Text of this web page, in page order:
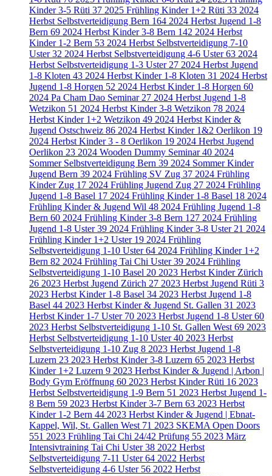
Kinder 3-5 Rüti 37 2025 Frühling Kinder 1+2 Rüti 33 2024
Herbst Selbstverteidigung Bern 164 2024 Herbst Jugend 1-8
Bern 69 2024 Herbst Kinder 3-8 Bern 142 2024 Herbst
Kinder 1-2 Bern 53 2024 Herbst Selbstverteidigung 7-10
Uster32 2024 Herbst Selbstverteidigung 4-6 Uster63 2024
Herbst Selbstverteidigung 1-3 Uster 27 2024 Herbst Jugend
1-8 Kloten 43 2024 Herbst Kinder 1-8 Kloten 31 2024 Herbst
Jugend 1-8 Horgen 52 2024 Herbst Kinder 1-8 Horgen 60
2024 Pa Cham Dao Seminar 27 2024 Herbst Jugend 1-8
Wetzikon 51 2024 Herbst Kinder 3-8 Wetzikon 78 2024
Herbst Kinder 1+2 Wetzikon 49 2024 Herbst Kinder &
Jugend Ostschweiz 86 2024 Herbst Kinder 1&2 Oerlikon 19
2024 Herbst Kinder 3 - 8 Oerlikon 19 2024 Herbst Jugend
Oerlikon 23 2024 Wooden Dummy Seminar40 2024
Sommer Selbstverteidigung Bern 39 2024 Sommer Kinder
Jugend Bern 39 2024 Frühling SV Zug 37 2024 Frühling
Kinder Zug 17 2024 Frühling Jugend Zug 27 2024 Frühling
Jugend 1-8 Basel 17 2024 Frühling Kinder 1-8 Basel 18 2024
Frühling Kinder & Jugend Wil 48 2024 Frühling Jugend 1-8
Bern 60 2024 Frühling Kinder 3-8 Bern 127 2024 Frühling
Jugend 1-8 Uster39 2024 Frühling Kinder 3-8 Uster 21 2024
Frühling Kinder 1+2 Uster 19 2024 Frühling
Selbstverteidigung 1-10 Uster64 2024 Frühling Kinder 1+2
Bern 82 2024 Frühling Tai Chi Uster39 2024 Frühling
Selbstverteidigung 1-10 Basel 20 2023 Herbst Kinder Zürich
26 2023 Herbst Jugend Zürich 27 2023 Herbst Jugend Rüti 3
2023 Herbst Kinder 1-8 Basel 34 2023 Herbst Jugend 1-8
Basel 44 2023 Herbst Kinder & Jugend St. Gallen 31 2023
Herbst Kinder 1-7 Uster 70 2023 Herbst Jugend 1-8 Uster60
2023 Herbst Selbstverteidigung 1-10 St. Gallen West 69 2023
Herbst Selbstverteidigung 1-10 Uster40 2023 Herbst
Selbstverteidigung 1-10 Zug 8 2023 Herbst Jugend 1-8
Luzern 23 2023 Herbst Kinder 3-8 Luzern 65 2023 Herbst
Kinder 1+2 Luzern 9 2023 Herbst Kinder & Jugend | Arbon |
Body Gym Eröffnung 60 2023 Herbst Kinder Rüti 16 2023
Herbst Selbstverteidigung 1-9 Bern 51 2023 Herbst Jugend 1-
8 Bern 59 2023 Herbst Kinder 3-7 Bern 63 2023 Herbst
Kinder 1-2 Bern 44 2023 Herbst Kinder & Jugend | Ebnat-
Kappel, Wil, St. Gallen West 71 2023 SKEMA Open Doors
551 2023 Frühling Tai Chi 24/42 Prüfung 55 2023 März
Intensivtraining Tai Chi Uster38 2022 Herbst
Selbstverteidigung 7-11 Uster64 2022 Herbst
Selbstverteidigung 4-6 Uster 56 2022 Herbst